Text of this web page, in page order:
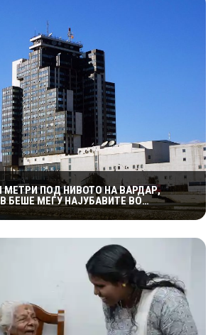
МЕТРИ ПОД НИВОТО НА ВАРДАР,
БЕШЕ МЕЃУ НАЈУБАВИТЕ ВО